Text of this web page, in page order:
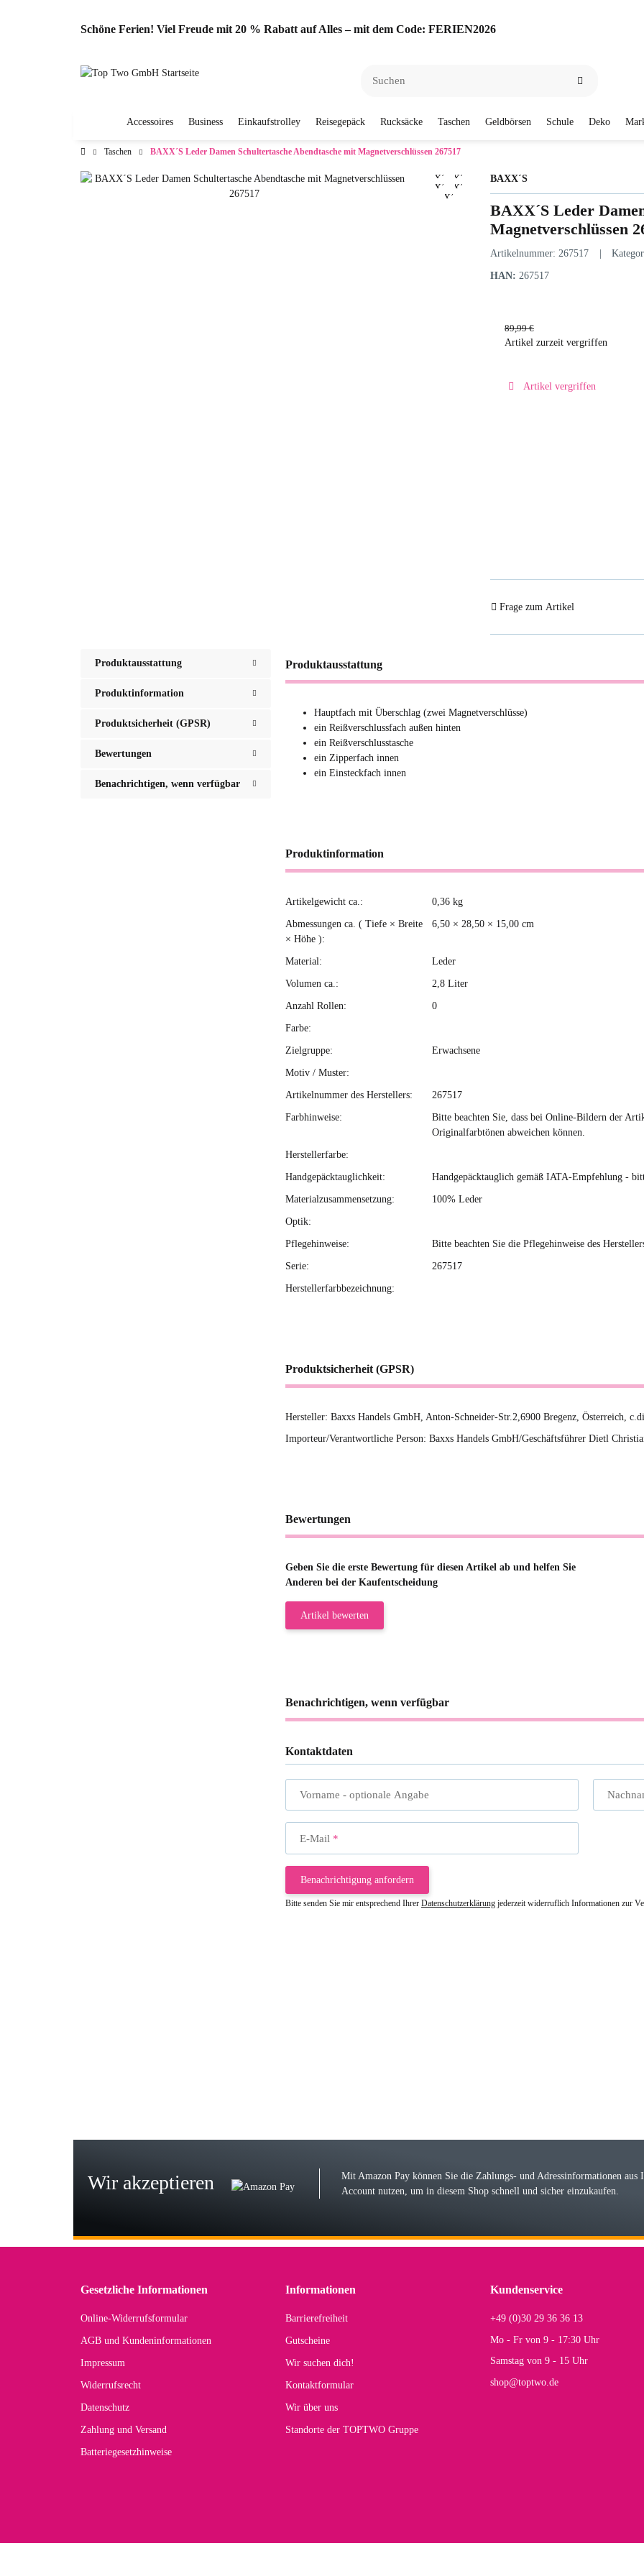
Schöne Ferien! Viel Freude mit 20 % Rabatt auf Alles – mit dem Code: FERIEN2026
Accessoires Business Einkaufstrolley Reisegepäck Rucksäcke Taschen Geldbörsen Schule Deko
Taschen BAXX´S Leder Damen Schultertasche Abendtasche mit Magnetverschlüssen 267517
BAXX´S
BAXX´S Leder
Magnetverschlüssen
Artikelnummer: 267517
HAN: 267517
89,99 €
Artikel zurzeit vergriffen
Artikel vergriffen
Frage zum Artikel
Produktausstattung
Produktinformation
Produktsicherheit (GPSR)
Bewertungen
Benachrichtigen, wenn verfügbar
Produktausstattung
Hauptfach mit Überschlag (zwei Magnetverschlüsse)
ein Reißverschlussfach außen hinten
ein Reißverschlusstasche
ein Zipperfach innen
ein Einsteckfach innen
Produktinformation
Produkteigenschaft
Wert
Artikelgewicht ca.: 0,36 kg
Abmessungen ca. ( Tiefe × Breite
× Höhe ):
6,50 × 28,50 × 15,00 cm
Material: Leder
Volumen ca.: 2,8 Liter
Anzahl Rollen: 0
Farbe:
Zielgruppe: Erwachsene
Motiv / Muster:
Artikelnummer des Herstellers: 267517
Farbhinweise:
Bitte beachten Sie, dass bei Online-Bildern der
Originalfarbtönen abweichen können.
Herstellerfarbe:
Handgepäcktauglichkeit: Handgepäcktauglich gemäß IATA-Empfehlung -
Materialzusammensetzung: 100% Leder
Optik:
Pflegehinweise: Bitte beachten Sie die Pflegehinweise des
Serie: 267517
Herstellerfarbbezeichnung:
Produktsicherheit (GPSR)
Hersteller: Baxxs Handels GmbH, Anton-Schneider-Str.2,6900 Bregenz, Österreich,
Importeur/Verantwortliche Person: Baxxs Handels GmbH/Geschäftsführer Dietl
Bewertungen
Geben Sie die erste Bewertung für diesen Artikel ab und helfen Sie
Anderen bei der Kaufentscheidung
Artikel bewerten
Benachrichtigen, wenn verfügbar
Kontaktdaten
Vorname - optionale Angabe
E-Mail
Benachrichtigung anfordern
Bitte senden Sie mir entsprechend Ihrer Datenschutzerklärung jederzeit widerruflich Informationen zur
Der Koffer macht einen sehr soliden Eindruck. Die Zuverlässigkeit muss sich noch in
Hans E
Wir akzeptieren
Mit Amazon Pay können Sie die Zahlungs- und Adressinformationen aus
Account nutzen, um in diesem Shop schnell und sicher einzukaufen.
Gesetzliche Informationen
Online-Widerrufsformular
AGB und Kundeninformationen
Impressum
Widerrufsrecht
Datenschutz
Zahlung und Versand
Batteriegesetzhinweise
Informationen
Barrierefreiheit
Gutscheine
Wir suchen dich!
Kontaktformular
Wir über uns
Standorte der TOPTWO Gruppe
Kundenservice
+49 (0)30 29 36 36 13
Mo - Fr von 9 - 17:30 Uhr
Samstag von 9 - 15 Uhr
shop@toptwo.de